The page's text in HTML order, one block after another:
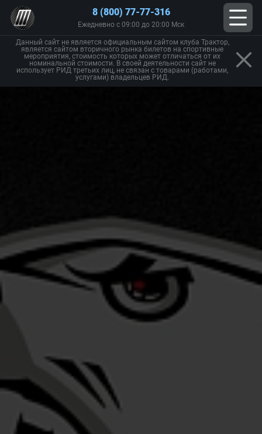
8 (800) 77-77-316
Ежедневно с 09:00 до 20:00 Мск
Данный сайт не является официальным сайтом клуба Трактор,
является сайтом вторичного рынка билетов на спортивные
мероприятия, стоимость которых может отличаться от их
номинальной стоимости. В своей деятельности сайт не
использует РИД третьих лиц, не связан с товарами (работами,
услугами) владельцев РИД.